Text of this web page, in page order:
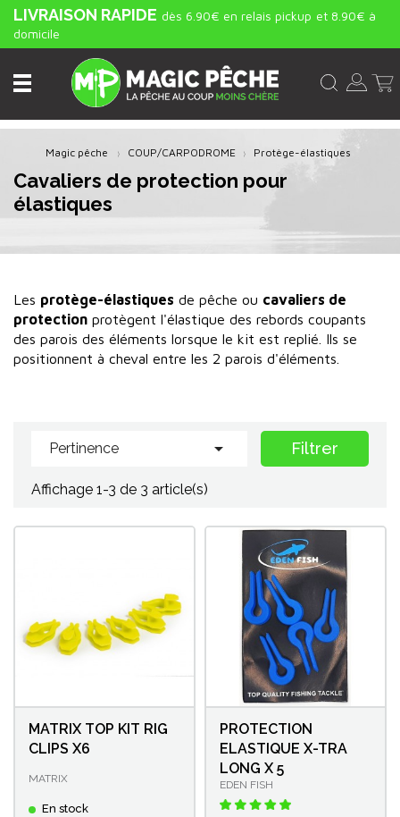
LIVRAISON RAPIDE dès 6.90€ en relais pickup et 8.90€ à
domicile
Magic pêche COUP/CARPODROME Protège-élastiques
Cavaliers de protection pour
élastiques
Les protège-élastiques de pêche ou cavaliers de
protection protègent l'élastique des rebords coupants
des parois des éléments lorsque le kit est replié. Ils se
positionnent à cheval entre les 2 parois d'éléments.
Pertinence  Filtrer
Affichage 1-3 de 3 article(s)
MATRIX TOP KIT RIG
CLIPS X6
MATRIX
En stock
PROTECTION
ELASTIQUE X-TRA
LONG X 5
EDEN FISH